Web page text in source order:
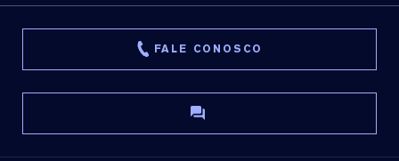
FALE CONOSCO